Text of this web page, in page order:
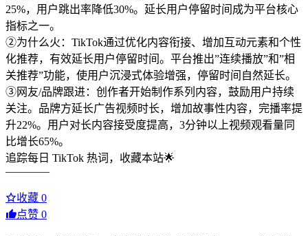
25%，用户跳出率降低30%。延长用户停留时间成为平台核心
指标之一。
②为什么火：TikTok通过优化内容衔接、增加互动元素和个性
化推荐，有效延长用户停留时间。平台推出”连续播放”和”相
关推荐”功能，使用户沉浸式体验增强，停留时间自然延长。
③网友/品牌跟进：创作者开始制作系列内容，鼓励用户持续
关注。品牌方延长广告视频时长，增加故事性内容，完播率提
升22%。用户对长内容接受度提高，3分钟以上视频观看量同
比增长65%。
追踪每日 TikTok 热词，收藏本站🌟
————
收藏 0
点赞 0